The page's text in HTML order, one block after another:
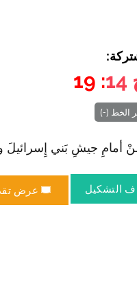
14
: 19
الخط (-)
أمامِ جيشِ بَني إِسرائيلَ
التشكيل عرض